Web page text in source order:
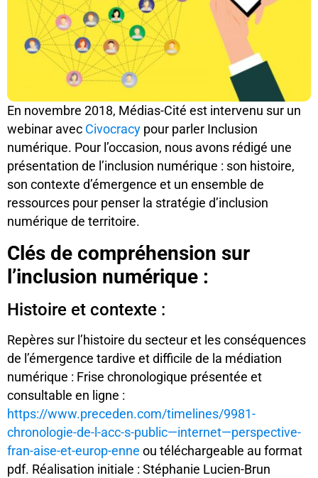
En novembre 2018, Médias-Cité est intervenu sur un
webinar avec Civocracy pour parler Inclusion
numérique. Pour l’occasion, nous avons rédigé une
présentation de l’inclusion numérique : son histoire,
son contexte d’émergence et un ensemble de
ressources pour penser la stratégie d’inclusion
numérique de territoire.
Clés de compréhension sur
l’inclusion numérique :
Histoire et contexte :
Repères sur l’histoire du secteur et les conséquences
de l’émergence tardive et difficile de la médiation
numérique : Frise chronologique présentée et
consultable en ligne :
https://www.preceden.com/timelines/9981-
chronologie-de-l-acc-s-public—internet—perspective-
fran-aise-et-europ-enne ou téléchargeable au format
pdf. Réalisation initiale : Stéphanie Lucien-Brun